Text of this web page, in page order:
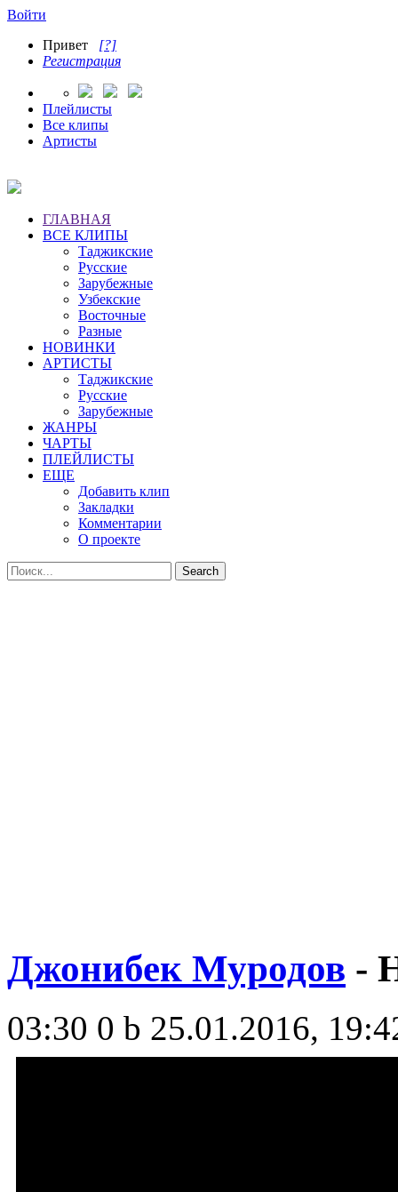
Войти
Привет [?]
Регистрация
Плейлисты
Все клипы
Артисты
ГЛАВНАЯ
ВСЕ КЛИПЫ
Таджикские
Русские
Зарубежные
Узбекские
Восточные
Разные
НОВИНКИ
АРТИСТЫ
Таджикские
Русские
Зарубежные
ЖАНРЫ
ЧАРТЫ
ПЛЕЙЛИСТЫ
ЕЩЕ
Добавить клип
Закладки
Комментарии
О проекте
Джонибек Муродов -
03:30 0 b 25.01.2016,